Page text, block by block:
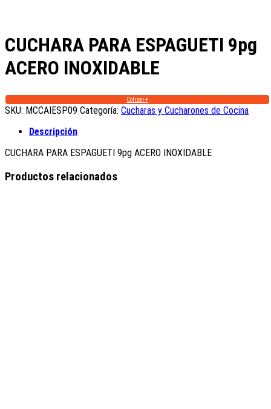
CUCHARA PARA ESPAGUETI 9pg
ACERO INOXIDABLE
Cotizar +
SKU: MCCAIESP09 Categoría: Cucharas y Cucharones de Cocina
Descripción
CUCHARA PARA ESPAGUETI 9pg ACERO INOXIDABLE
Productos relacionados